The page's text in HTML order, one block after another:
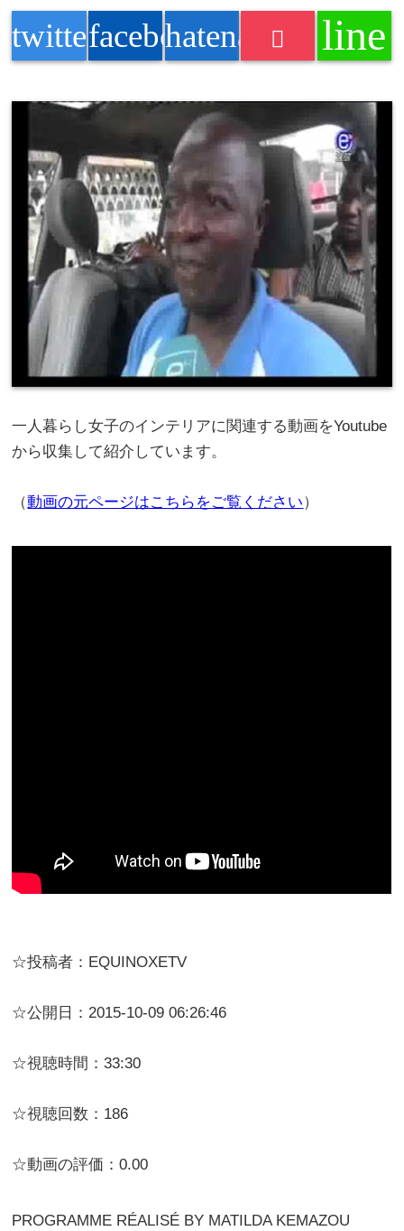
twitterfacebookhatenabookmark
line
一人暮らし女子のインテリアに関連する動画をYoutube
から収集して紹介しています。
（動画の元ページはこちらをご覧ください）
☆投稿者：EQUINOXETV
☆公開日：2015-10-09 06:26:46
☆視聴時間：33:30
☆視聴回数：186
☆動画の評価：0.00
PROGRAMME RÉALISÉ BY MATILDA KEMAZOU